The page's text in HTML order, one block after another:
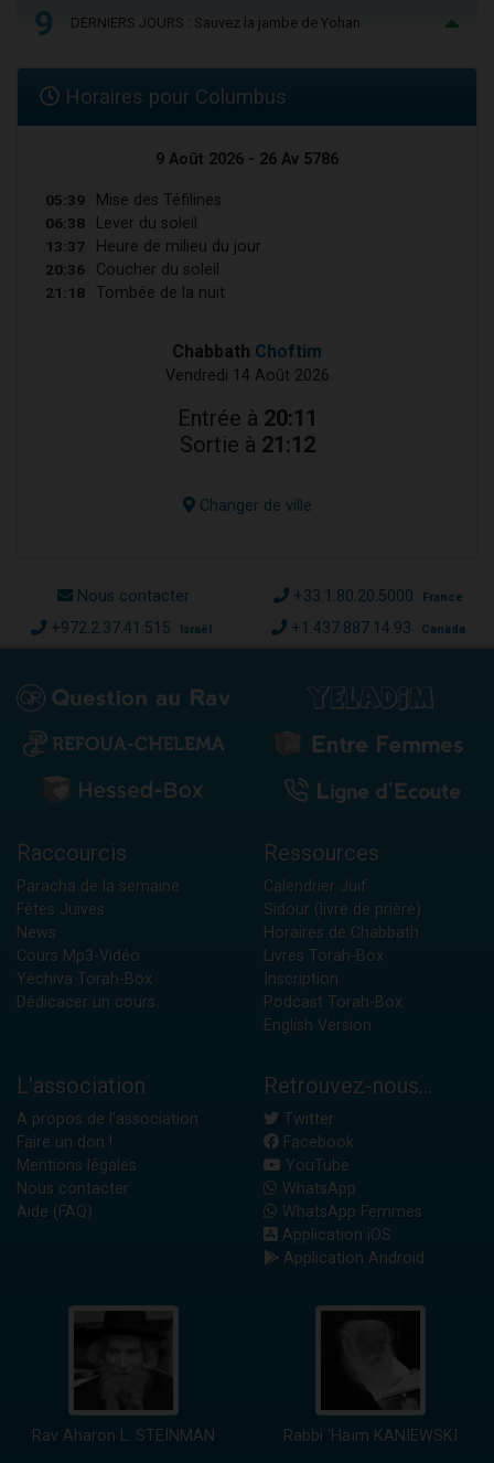
9 DERNIERS JOURS : Sauvez la jambe de Yohan
Horaires pour Columbus
9 Août 2026 - 26 Av 5786
05:39 Mise des Téfilines
06:38 Lever du soleil
13:37 Heure de milieu du jour
20:36 Coucher du soleil
21:18 Tombée de la nuit
Chabbath Choftim
Vendredi 14 Août 2026
Entrée à 20:11
Sortie à 21:12
Changer de ville
Nous contacter +33.1.80.20.5000 France
+972.2.37.41.515 Israël +1.437.887.14.93 Canada
Raccourcis
Paracha de la semaine
Fêtes Juives
News
Cours Mp3-Vidéo
Yéchiva Torah-Box
Dédicacer un cours
Ressources
Calendrier Juif
Sidour (livre de prière)
Horaires de Chabbath
Livres Torah-Box
Inscription
Podcast Torah-Box
English Version
L'association
A propos de l'association
Faire un don !
Mentions légales
Nous contacter
Aide (FAQ)
Retrouvez-nous...
Twitter
Facebook
YouTube
WhatsApp
WhatsApp Femmes
Application iOS
Application Android
Rav Aharon L. STEINMAN Rabbi 'Haïm KANIEWSKI